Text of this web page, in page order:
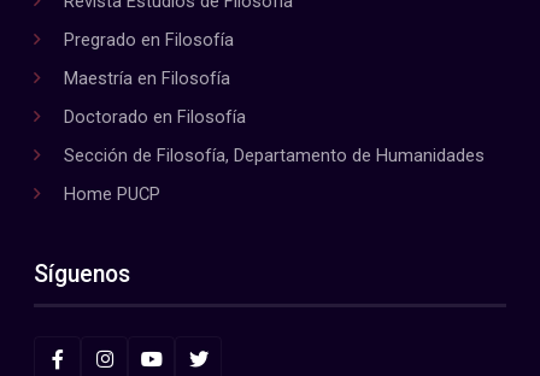
Pregrado en Filosofía
Maestría en Filosofía
Doctorado en Filosofía
Sección de Filosofía, Departamento de Humanidades
Home PUCP
Síguenos